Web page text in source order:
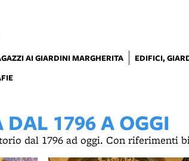
AI GIARDINI MARGHERITA EDIFICI,
1796 A OGGI
dal 1796 ad oggi. Con riferimenti